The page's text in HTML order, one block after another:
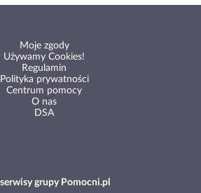
Moje zgody
Używamy Cookies!
Regulamin
Polityka prywatności
Centrum pomocy
O nas
DSA
serwisy grupy Pomocni.pl